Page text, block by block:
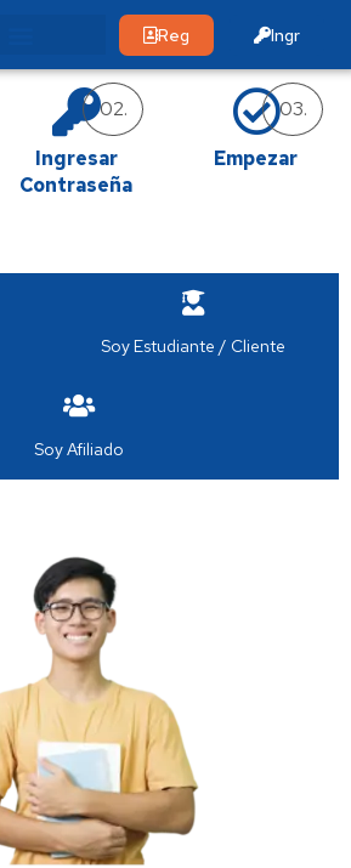
Reg Ingr
Ingresar
Contraseña
02.
Empezar
03.
Soy Estudiante / Cliente
Soy Afiliado